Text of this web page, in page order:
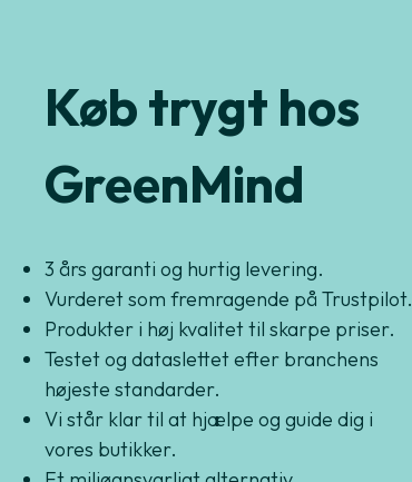
Køb trygt hos
GreenMind
3 års garanti og hurtig levering.
Vurderet som fremragende på Trustpilot.
Produkter i høj kvalitet til skarpe priser.
Testet og dataslettet efter branchens
højeste standarder.
Vi står klar til at hjælpe og guide dig i
vores butikker.